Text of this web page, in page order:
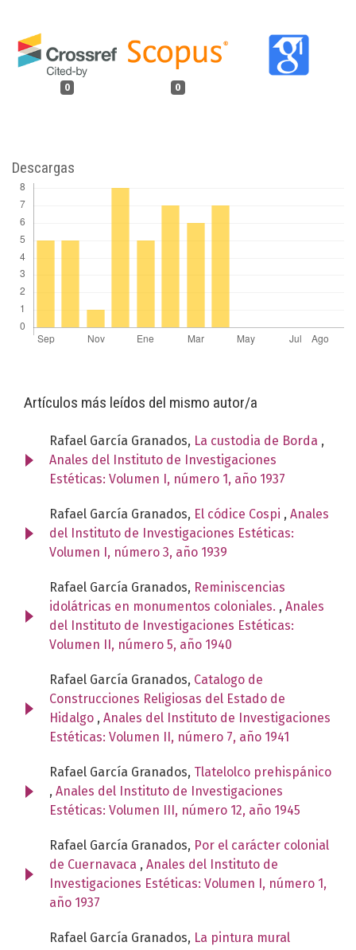
0 0
Descargas
Artículos más leídos del mismo autor/a
Rafael García Granados, La custodia de Borda ,
Anales del Instituto de Investigaciones
Estéticas: Volumen I, número 1, año 1937
Rafael García Granados, El códice Cospi , Anales
del Instituto de Investigaciones Estéticas:
Volumen I, número 3, año 1939
Rafael García Granados, Reminiscencias
idolátricas en monumentos coloniales. , Anales
del Instituto de Investigaciones Estéticas:
Volumen II, número 5, año 1940
Rafael García Granados, Catalogo de
Construcciones Religiosas del Estado de
Hidalgo , Anales del Instituto de Investigaciones
Estéticas: Volumen II, número 7, año 1941
Rafael García Granados, Tlatelolco prehispánico
, Anales del Instituto de Investigaciones
Estéticas: Volumen III, número 12, año 1945
Rafael García Granados, Por el carácter colonial
de Cuernavaca , Anales del Instituto de
Investigaciones Estéticas: Volumen I, número 1,
año 1937
Rafael García Granados, La pintura mural